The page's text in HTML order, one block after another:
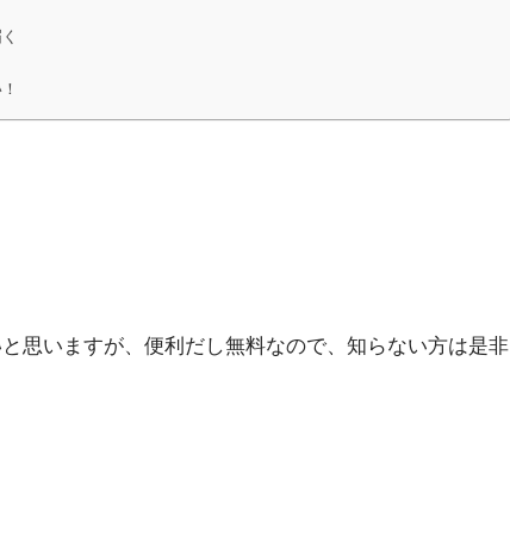
思いますが、便利だし無料なので、知らない方は是非